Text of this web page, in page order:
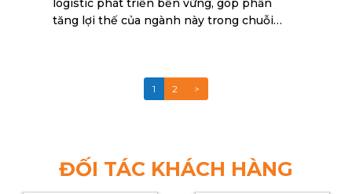
tăng lợi thế của ngành này trong chuỗi
1 2 >
ĐỐI TÁC KHÁCH HÀNG